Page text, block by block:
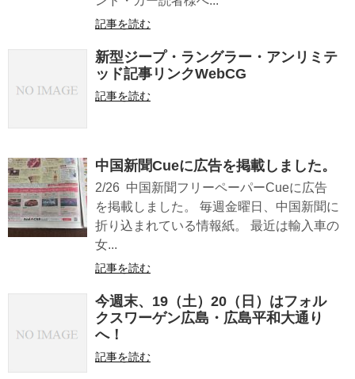
記事を読む
新型ジープ・ラングラー・アンリミテ
ッド記事リンクWebCG
記事を読む
中国新聞Cueに広告を掲載しました。
2/26 中国新聞フリーペーパーCueに広告
を掲載しました。 毎週金曜日、中国新聞に
折り込まれている情報紙。 最近は輸入車の
女...
記事を読む
今週末、19（土）20（日）はフォル
クスワーゲン広島・広島平和大通り
へ！
記事を読む